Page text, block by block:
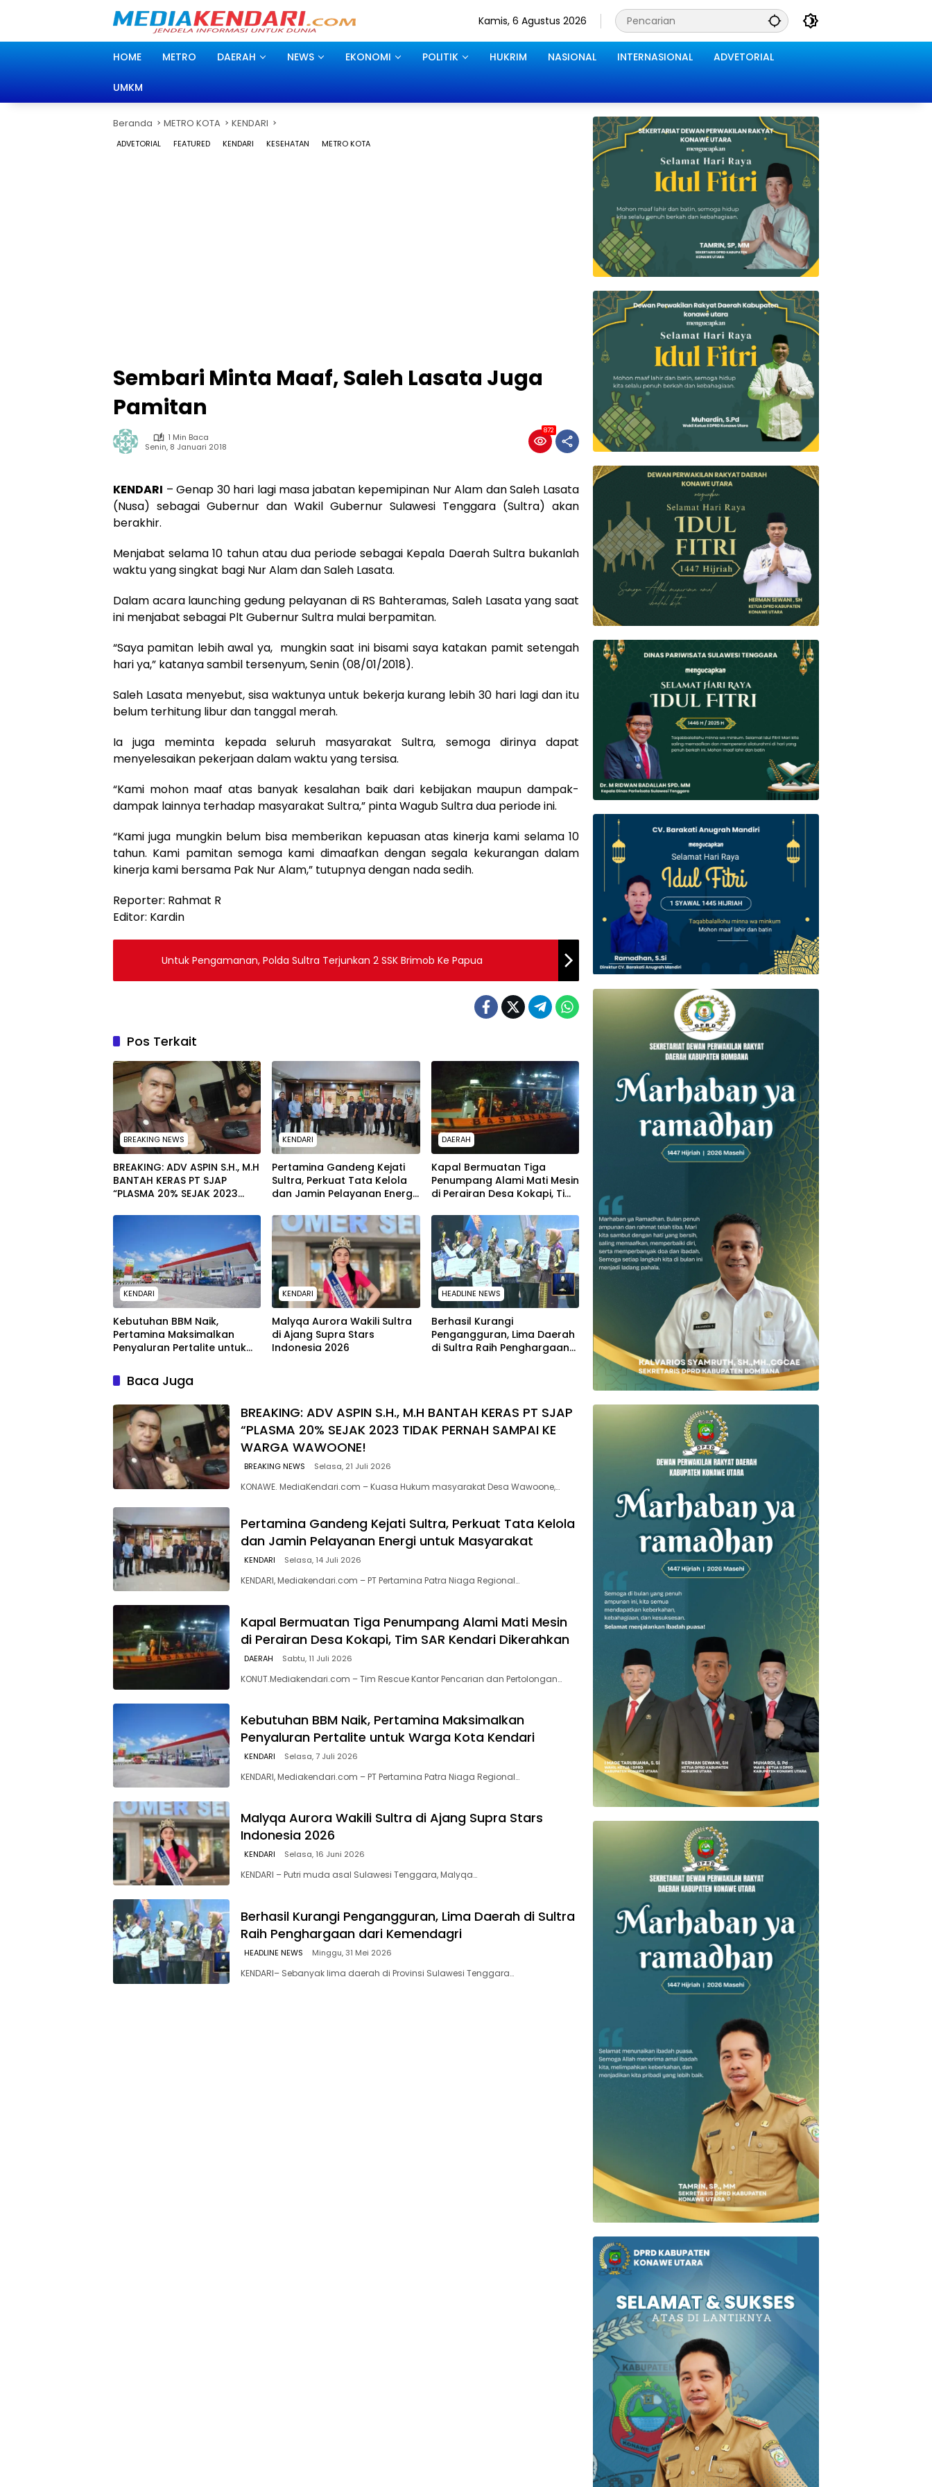
Kamis, 6 Agustus 2026
HOME METRO DAERAH NEWS EKONOMI POLITIK HUKRIM NASIONAL INTERNASIONAL ADVETORIAL
UMKM
Beranda METRO KOTA KENDARI
ADVETORIAL FEATURED KENDARI KESEHATAN METRO KOTA
Sembari Minta Maaf, Saleh Lasata Juga
Pamitan
1 Min Baca
Senin, 8 Januari 2018
872
KENDARI – Genap 30 hari lagi masa jabatan kepemipinan Nur Alam dan Saleh Lasata
(Nusa) sebagai Gubernur dan Wakil Gubernur Sulawesi Tenggara (Sultra) akan
berakhir.
Menjabat selama 10 tahun atau dua periode sebagai Kepala Daerah Sultra bukanlah
waktu yang singkat bagi Nur Alam dan Saleh Lasata.
Dalam acara launching gedung pelayanan di RS Bahteramas, Saleh Lasata yang saat
ini menjabat sebagai Plt Gubernur Sultra mulai berpamitan.
“Saya pamitan lebih awal ya, mungkin saat ini bisami saya katakan pamit setengah
hari ya,” katanya sambil tersenyum, Senin (08/01/2018).
Saleh Lasata menyebut, sisa waktunya untuk bekerja kurang lebih 30 hari lagi dan itu
belum terhitung libur dan tanggal merah.
Ia juga meminta kepada seluruh masyarakat Sultra, semoga dirinya dapat
menyelesaikan pekerjaan dalam waktu yang tersisa.
“Kami mohon maaf atas banyak kesalahan baik dari kebijakan maupun dampak-
dampak lainnya terhadap masyarakat Sultra,” pinta Wagub Sultra dua periode ini.
“Kami juga mungkin belum bisa memberikan kepuasan atas kinerja kami selama 10
tahun. Kami pamitan semoga kami dimaafkan dengan segala kekurangan dalam
kinerja kami bersama Pak Nur Alam,” tutupnya dengan nada sedih.
Reporter: Rahmat R
Editor: Kardin
Untuk Pengamanan, Polda Sultra Terjunkan 2 SSK Brimob Ke Papua
Pos Terkait
BREAKING NEWS
BREAKING: ADV ASPIN S.H., M.H
BANTAH KERAS PT SJAP
“PLASMA 20% SEJAK 2023
WARGA WAWOONE!
KENDARI
Pertamina Gandeng Kejati
Sultra, Perkuat Tata Kelola
dan Jamin Pelayanan Energi
DAERAH
Kapal Bermuatan Tiga
Penumpang Alami Mati Mesin
di Perairan Desa Kokapi, Tim
KENDARI
Kebutuhan BBM Naik,
Pertamina Maksimalkan
Penyaluran Pertalite untuk
KENDARI
Malyqa Aurora Wakili Sultra
di Ajang Supra Stars
Indonesia 2026
HEADLINE NEWS
Berhasil Kurangi
Pengangguran, Lima Daerah
di Sultra Raih Penghargaan
Baca Juga
BREAKING: ADV ASPIN S.H., M.H BANTAH KERAS PT SJAP
“PLASMA 20% SEJAK 2023 TIDAK PERNAH SAMPAI KE
WARGA WAWOONE!
BREAKING NEWS Selasa, 21 Juli 2026
KONAWE. MediaKendari.com – Kuasa Hukum masyarakat Desa Wawoone,…
Pertamina Gandeng Kejati Sultra, Perkuat Tata Kelola
dan Jamin Pelayanan Energi untuk Masyarakat
KENDARI Selasa, 14 Juli 2026
KENDARI, Mediakendari.com – PT Pertamina Patra Niaga Regional…
Kapal Bermuatan Tiga Penumpang Alami Mati Mesin
di Perairan Desa Kokapi, Tim SAR Kendari Dikerahkan
DAERAH Sabtu, 11 Juli 2026
KONUT.Mediakendari.com – Tim Rescue Kantor Pencarian dan Pertolongan…
Kebutuhan BBM Naik, Pertamina Maksimalkan
Penyaluran Pertalite untuk Warga Kota Kendari
KENDARI Selasa, 7 Juli 2026
KENDARI, Mediakendari.com – PT Pertamina Patra Niaga Regional…
Malyqa Aurora Wakili Sultra di Ajang Supra Stars
Indonesia 2026
KENDARI Selasa, 16 Juni 2026
KENDARI – Putri muda asal Sulawesi Tenggara, Malyqa…
Berhasil Kurangi Pengangguran, Lima Daerah di Sultra
Raih Penghargaan dari Kemendagri
HEADLINE NEWS Minggu, 31 Mei 2026
KENDARI– Sebanyak lima daerah di Provinsi Sulawesi Tenggara…